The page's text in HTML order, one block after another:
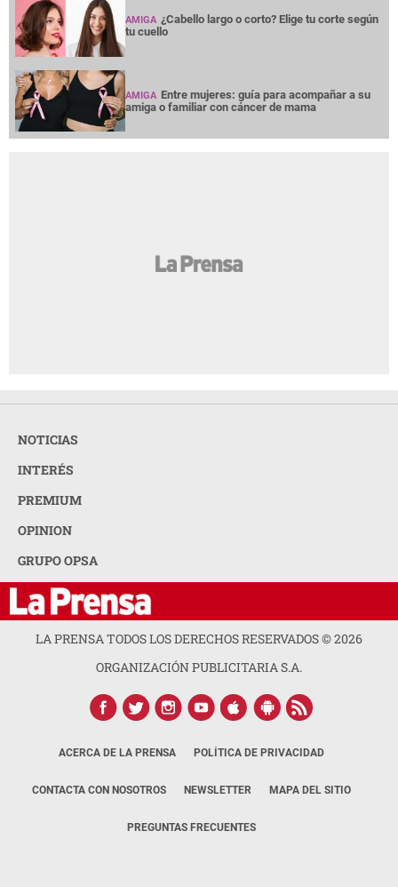
AMIGA ¿Cabello largo o corto? Elige tu corte según
tu cuello
AMIGA Entre mujeres: guía para acompañar a su
amiga o familiar con cáncer de mama
NOTICIAS
INTERÉS
PREMIUM
OPINION
GRUPO OPSA
LA PRENSA TODOS LOS DERECHOS RESERVADOS ©2026
ORGANIZACIÓN PUBLICITARIA S.A.
ACERCA DE LA PRENSA POLÍTICA DE PRIVACIDAD
CONTACTA CON NOSOTROS NEWSLETTER MAPA DEL SITIO
PREGUNTAS FRECUENTES